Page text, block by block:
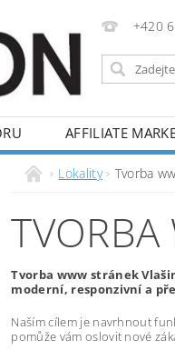
+420
AFFILIATE
Lokality Tvorba
TVORBA
Tvorba www stránek
moderní, responzivní a
Naším cílem je navrhnout
pomůže vám oslovit nové